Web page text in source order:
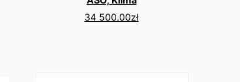
34 500.00zł